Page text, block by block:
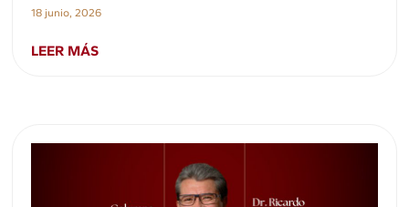
18 junio, 2026
LEER MÁS